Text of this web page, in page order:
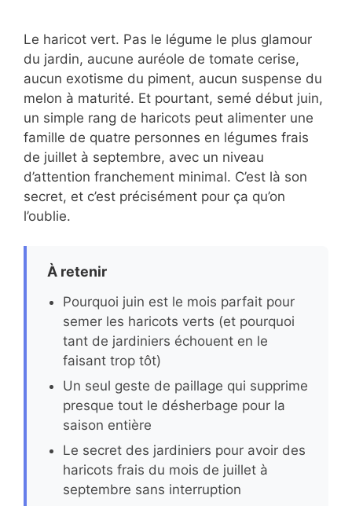
Le haricot vert. Pas le légume le plus glamour
du jardin, aucune auréole de tomate cerise,
aucun exotisme du piment, aucun suspense du
melon à maturité. Et pourtant, semé début juin,
un simple rang de haricots peut alimenter une
famille de quatre personnes en légumes frais
de juillet à septembre, avec un niveau
d’attention franchement minimal. C’est là son
secret, et c’est précisément pour ça qu’on
l’oublie.
À retenir
Pourquoi juin est le mois parfait pour
semer les haricots verts (et pourquoi
tant de jardiniers échouent en le
faisant trop tôt)
Un seul geste de paillage qui supprime
presque tout le désherbage pour la
saison entière
Le secret des jardiniers pour avoir des
haricots frais du mois de juillet à
septembre sans interruption